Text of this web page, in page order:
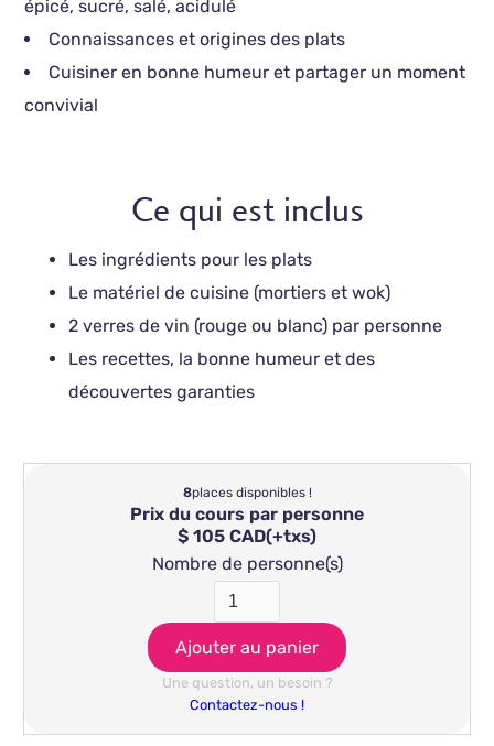
épicé, sucré, salé, acidulé
Connaissances et origines des plats
Cuisiner en bonne humeur et partager un moment
convivial
Ce qui est inclus
Les ingrédients pour les plats
Le matériel de cuisine (mortiers et wok)
2 verres de vin (rouge ou blanc) par personne
Les recettes, la bonne humeur et des
découvertes garanties
8places disponibles !
Prix du cours par personne
$ 105 CAD(+txs)
Nombre de personne(s)
Une question, un besoin ?
Contactez-nous !